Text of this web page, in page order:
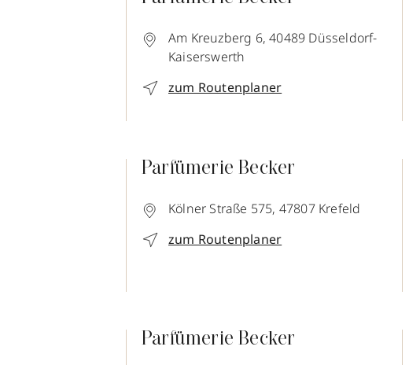
Am Kreuzberg 6, 40489 Düsseldorf-
Kaiserswerth
zum Routenplaner
Parfümerie Becker
Kölner Straße 575, 47807 Krefeld
zum Routenplaner
Parfümerie Becker